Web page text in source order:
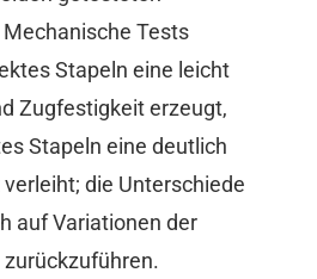
Tests
Stapeln eine leicht
Zugfestigkeit erzeugt,
Stapeln eine deutlich
die Unterschiede
auf Variationen der